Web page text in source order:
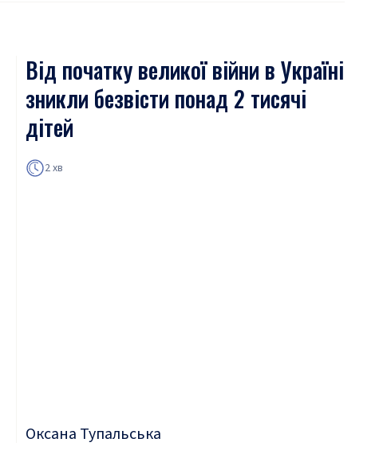
Від початку великої війни в Україні
зникли безвісти понад 2 тисячі
дітей
2 хв
Оксана Тупальська